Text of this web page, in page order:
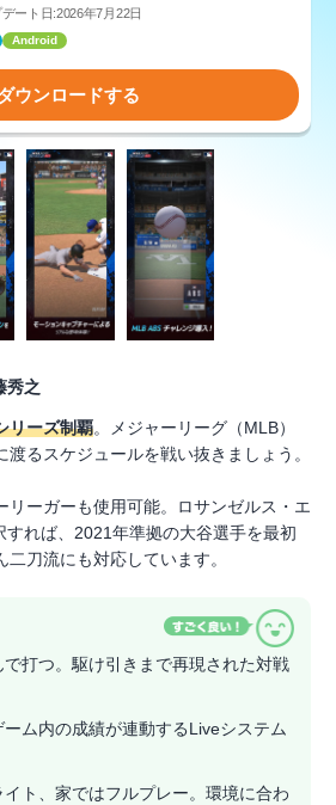
ート日:2026年7月22日
Android
ウンロードする
秀之
リーズ制覇。メジャーリーグ（MLB）
るスケジュールを戦い抜きましょう。
リーガーも使用可能。ロサンゼルス・エ
すれば、2021年準拠の大谷選手を最初
刀流にも対応しています。
打つ。駆け引きまで再現された対戦
ーム内の成績が連動するLiveシステム
ト、家ではフルプレー。環境に合わ